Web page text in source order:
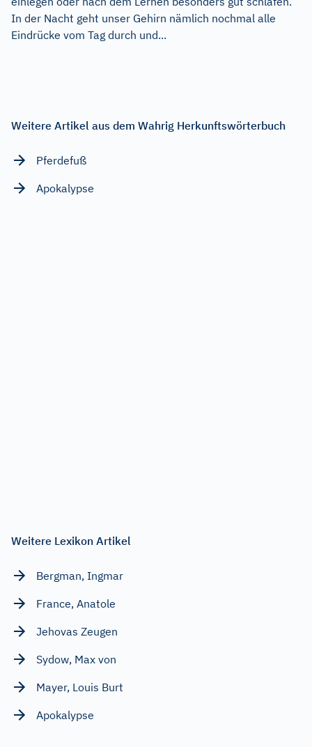
In der Nacht geht unser Gehirn nämlich nochmal alle
Eindrücke vom Tag durch und...
Weitere Artikel aus dem Wahrig Herkunftswörterbuch
Pferdefuß
Apokalypse
Weitere Lexikon Artikel
Bergman, Ingmar
France, Anatole
Jehovas Zeugen
Sydow, Max von
Mayer, Louis Burt
Apokalypse